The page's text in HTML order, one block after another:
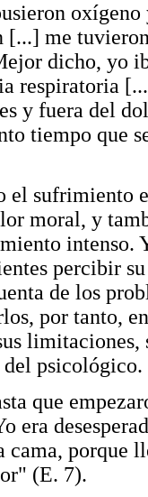
[...] me
dicho, yo
respiratoria
y fuera del
tiempo que
el sufrimiento
moral, y
intenso.
percibir
de los
por tanto,
limitaciones,
psicológico.
que
era
cama, porque
(E. 7).